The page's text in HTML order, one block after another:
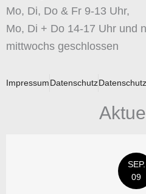
Mo, Di, Do & Fr 9-13 Uhr,
Mo, Di + Do 14-17 Uhr und
mittwochs geschlossen
ImpressumDatenschutz
SEP.
09